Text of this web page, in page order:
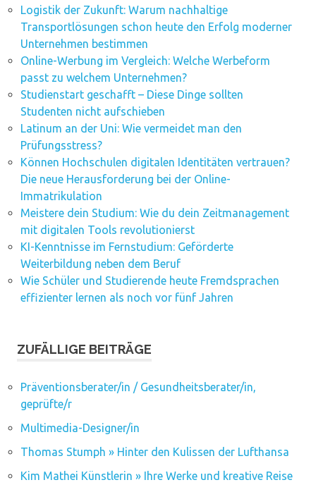
Logistik der Zukunft: Warum nachhaltige
Transportlösungen schon heute den Erfolg moderner
Unternehmen bestimmen
Online-Werbung im Vergleich: Welche Werbeform
passt zu welchem Unternehmen?
Studienstart geschafft – Diese Dinge sollten
Studenten nicht aufschieben
Latinum an der Uni: Wie vermeidet man den
Prüfungsstress?
Können Hochschulen digitalen Identitäten vertrauen?
Die neue Herausforderung bei der Online-
Immatrikulation
Meistere dein Studium: Wie du dein Zeitmanagement
mit digitalen Tools revolutionierst
KI-Kenntnisse im Fernstudium: Geförderte
Weiterbildung neben dem Beruf
Wie Schüler und Studierende heute Fremdsprachen
effizienter lernen als noch vor fünf Jahren
ZUFÄLLIGE BEITRÄGE
Präventionsberater/in / Gesundheitsberater/in,
geprüfte/r
Multimedia-Designer/in
Thomas Stumph » Hinter den Kulissen der Lufthansa
Kim Mathei Künstlerin » Ihre Werke und kreative Reise